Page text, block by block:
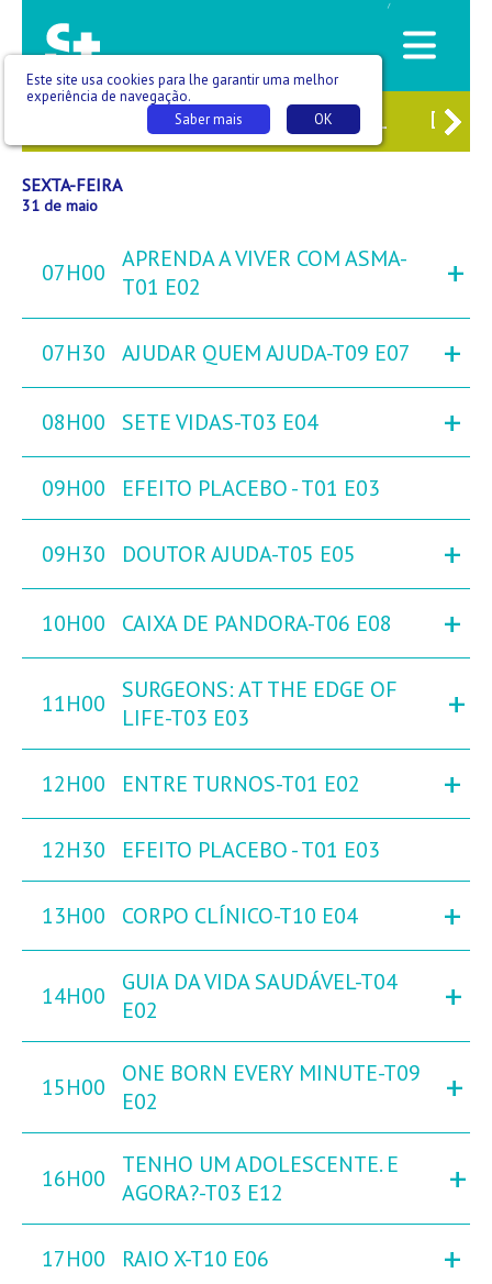
/
SEX31 SÁB 01 DOM
SEXTA-FEIRA
31 de maio
07H00
APRENDA A VIVER COM ASMA-
T01 E02
+
07H30 AJUDAR QUEM AJUDA-T09 E07 +
08H00 SETE VIDAS-T03 E04 +
09H00 EFEITO PLACEBO - T01 E03
09H30 DOUTOR AJUDA-T05 E05 +
10H00 CAIXA DE PANDORA-T06 E08 +
11H00
SURGEONS: AT THE EDGE OF
LIFE-T03 E03
+
12H00 ENTRE TURNOS-T01 E02 +
12H30 EFEITO PLACEBO - T01 E03
13H00 CORPO CLÍNICO-T10 E04 +
14H00
GUIA DA VIDA SAUDÁVEL-T04
E02
+
15H00
ONE BORN EVERY MINUTE-T09
E02
+
16H00
TENHO UM ADOLESCENTE. E
AGORA?-T03 E12
+
17H00 RAIO X-T10 E06 +
Este site usa cookies para lhe garantir uma melhor
experiência de navegação.
OK
Saber mais